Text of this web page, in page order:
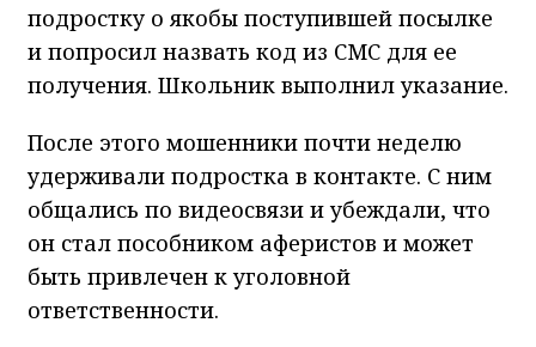
подростку о якобы поступившей посылке
и попросил назвать код из СМС для ее
получения. Школьник выполнил указание.
После этого мошенники почти неделю
удерживали подростка в контакте. С ним
общались по видеосвязи и убеждали, что
он стал пособником аферистов и может
быть привлечен к уголовной
ответственности.